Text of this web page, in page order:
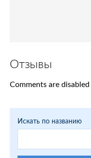
Отзывы
Comments are disabled
Искать по названию